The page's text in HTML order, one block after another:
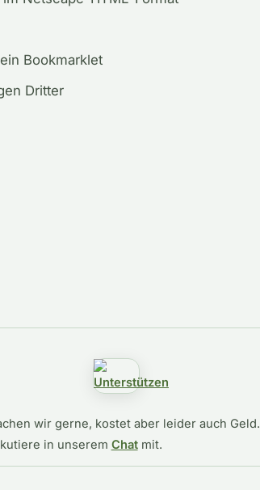
ein Bookmarklet
Dritter
wir gerne, kostet aber leider auch Geld.
in unserem Chatmit.